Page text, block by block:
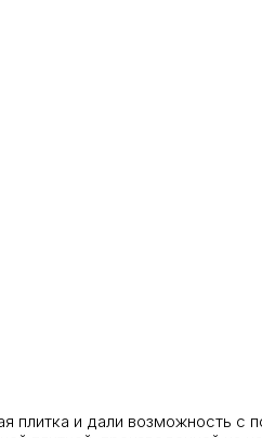
плитка и дали возможность с